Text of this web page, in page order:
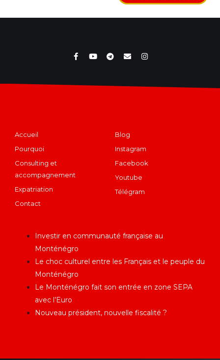
Accueil
Pourquoi
Consulting et
accompagnement
Expatriation
Contact
Blog
Instagram
Facebook
Youtube
Télégram
Investir en communauté française au
Monténégro
Le choc culturel entre les Français et le peuple du
Monténégro
Le Monténégro fait son entrée en zone SEPA
avec l’Euro
Nouveau président, nouvelle fiscalité ?